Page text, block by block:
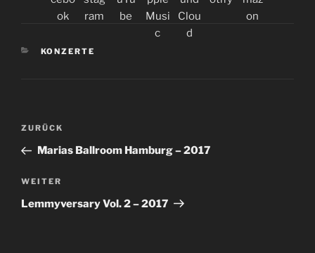
KATEGORIEN
KONZERTE
Beitragsnavigation
Vorheriger
Beitrag
ZURÜCK
Marias Ballroom Hamburg – 2017
Nächster
Beitrag
WEITER
Lemmyversary Vol. 2 – 2017